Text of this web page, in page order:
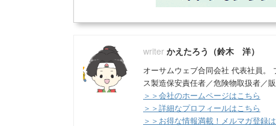
かえたろう（鈴木 洋）
オーサムウェブ合同会社 代表社員。
ス製造保安責任者／危険物取扱者／
＞＞会社のホームページはこちら
＞＞詳細なプロフィールはこちら
＞＞お得な情報満載！メルマガ登録